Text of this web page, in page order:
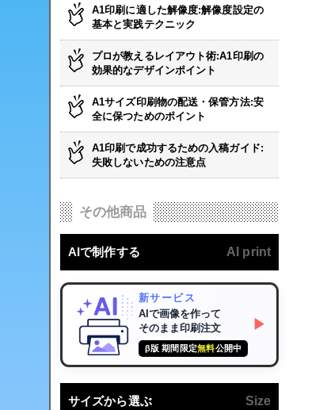
A1印刷に適した解像度:解像度設定の
基本と実践テクニック
プロが教えるレイアウト術:A1印刷の
効果的なデザインポイント
A1サイズ印刷物の配送・保管方法:安
全に保つためのポイント
A1印刷で成功するための入稿ガイド:
失敗しないための注意点
その他商品
AIで制作する AI print
新サービス
AIで画像を作って
そのまま印刷注文
β版 期間限定無料公開中
▶
サイズから選ぶ Size